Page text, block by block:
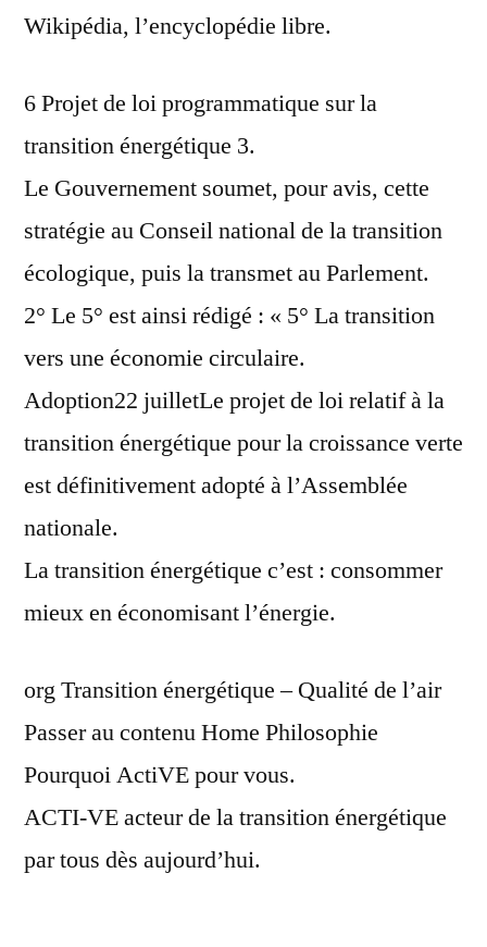
Wikipédia, l’encyclopédie libre.
6 Projet de loi programmatique sur la
transition énergétique 3.
Le Gouvernement soumet, pour avis, cette
stratégie au Conseil national de la transition
écologique, puis la transmet au Parlement.
2° Le 5° est ainsi rédigé : « 5° La transition
vers une économie circulaire.
Adoption22 juilletLe projet de loi relatif à la
transition énergétique pour la croissance verte
est définitivement adopté à l’Assemblée
nationale.
La transition énergétique c’est : consommer
mieux en économisant l’énergie.
org Transition énergétique – Qualité de l’air
Passer au contenu Home Philosophie
Pourquoi ActiVE pour vous.
ACTI-VE acteur de la transition énergétique
par tous dès aujourd’hui.